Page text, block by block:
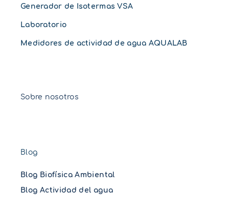
Generador de Isotermas VSA
Laboratorio
Medidores de actividad de agua AQUALAB
Sobre nosotros
Blog
Blog Biofísica Ambiental
Blog Actividad del agua